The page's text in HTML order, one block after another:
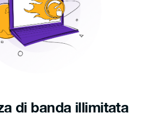
di banda illimitata